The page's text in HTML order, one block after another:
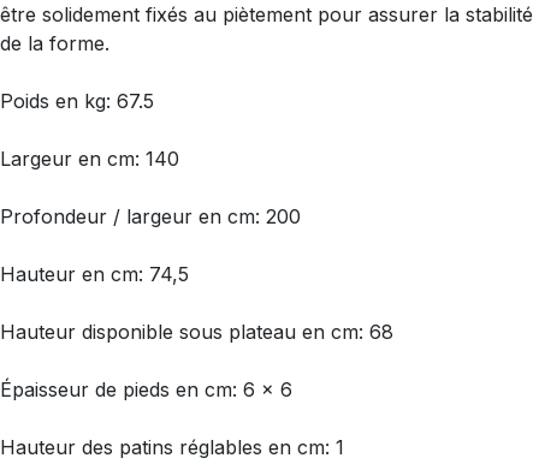
être solidement fixés au piètement pour assurer la stabilité
de la forme.
Poids en kg: 67.5
Largeur en cm: 140
Profondeur / largeur en cm: 200
Hauteur en cm: 74,5
Hauteur disponible sous plateau en cm: 68
Épaisseur de pieds en cm: 6 x 6
Hauteur des patins réglables en cm: 1